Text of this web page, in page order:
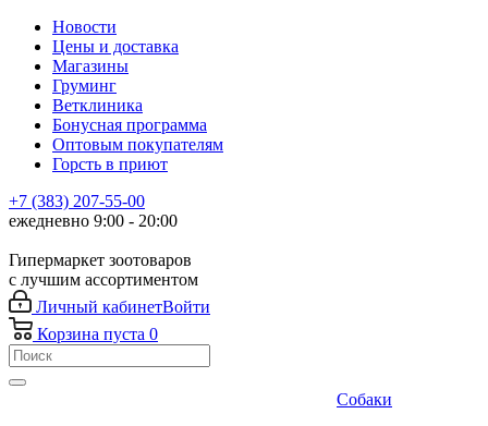
Новости
Цены и доставка
Магазины
Груминг
Ветклиника
Бонусная программа
Оптовым покупателям
Горсть в приют
+7 (383) 207-55-00
ежедневно 9:00 - 20:00
Гипермаркет зоотоваров
с лучшим ассортиментом
Личный кабинетВойти
Корзина пуста 0
Собаки